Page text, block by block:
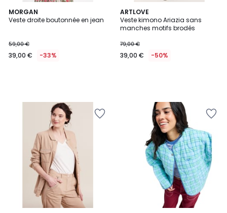
MORGAN
Veste droite boutonnée en jean
59,00 €
39,00 € -33%
ARTLOVE
Veste kimono Ariazia sans
manches motifs brodés
79,00 €
39,00 € -50%